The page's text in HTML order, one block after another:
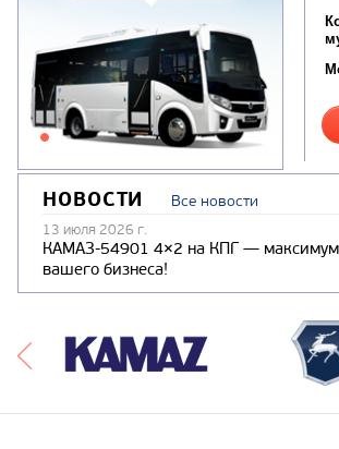
НОВОСТИ Все новости
13 июля 2026 г.
КАМАЗ-54901 4×2 на КПГ — максимум
вашего бизнеса!